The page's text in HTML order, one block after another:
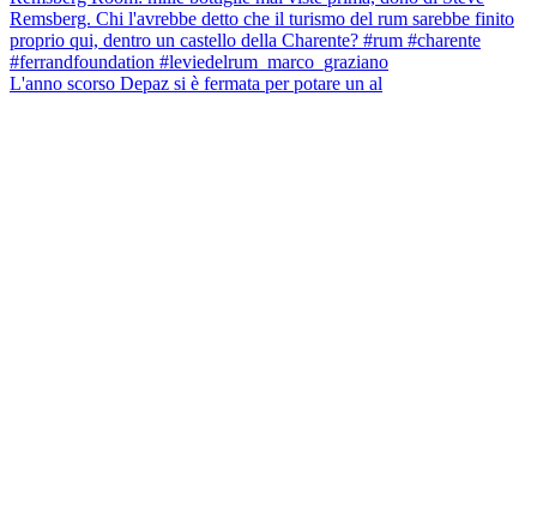
L'anno scorso Depaz si è fermata per potare un al